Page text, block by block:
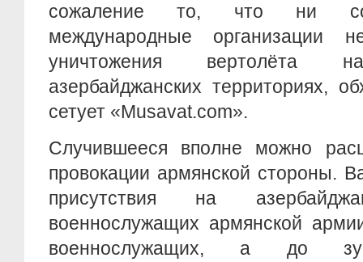
сожаление то, что ни
международные организации
уничтожения вертолёта
азербайджанских территориях,
сетует «Musavat.com».
Случившееся вполне можно
провокации армянской стороны.
присутствия на
военнослужащих армянской
военнослужащих, а до